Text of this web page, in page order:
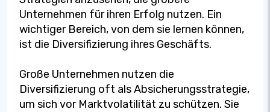
Unternehmen für ihren Erfolg nutzen. Ein
wichtiger Bereich, von dem sie lernen können,
ist die Diversifizierung ihres Geschäfts.
Große Unternehmen nutzen die
Diversifizierung oft als Absicherungsstrategie,
um sich vor Marktvolatilität zu schützen. Sie